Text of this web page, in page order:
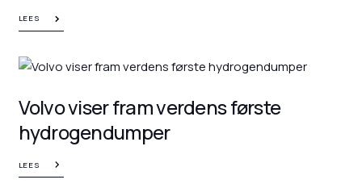
LEES
Volvo viser fram verdens første
hydrogendumper
LEES